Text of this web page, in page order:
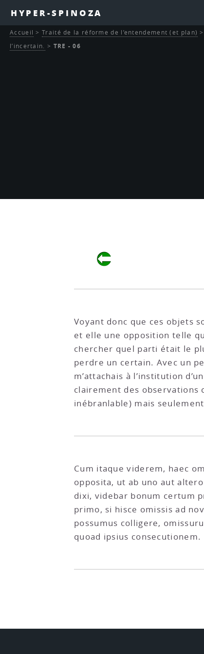
HYPER-SPINOZA
Accueil >Traité de la réforme de l’entendement (et plan)
l’incertain. > TRE - 06
Voyant donc que ces objets
et elle une opposition telle
chercher quel parti était le
perdre un certain. Avec un
m’attachais à l’institution
clairement des observations
inébranlable) mais
Cum itaque viderem, haec
opposita, ut ab uno aut
dixi, videbar bonum certum
primo, si hisce omissis ad
possumus colligere,
quoad ipsius consecutionem.